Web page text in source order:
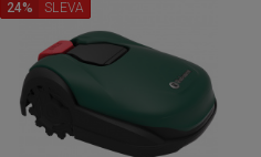
24% SLEVA